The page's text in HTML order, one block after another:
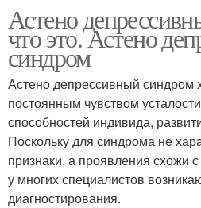
Астено
что это. Астено
синдром
Астено депрессивный синдром
постоянным чувством
способностей индивида,
Поскольку для синдрома не
признаки, а проявления схожи
у многих специалистов
диагностирования.